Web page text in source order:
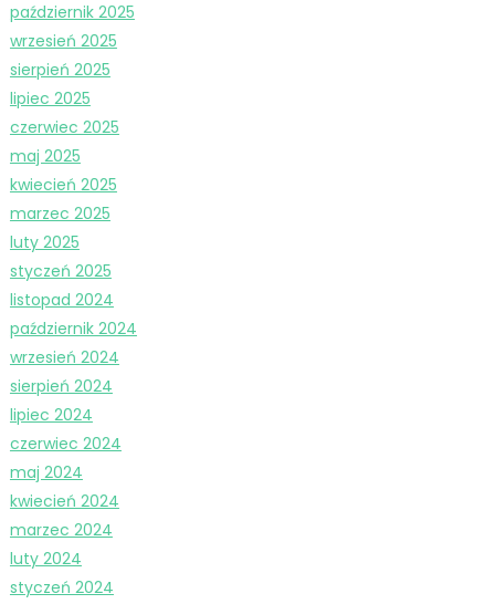
październik 2025
wrzesień 2025
sierpień 2025
lipiec 2025
czerwiec 2025
maj 2025
kwiecień 2025
marzec 2025
luty 2025
styczeń 2025
listopad 2024
październik 2024
wrzesień 2024
sierpień 2024
lipiec 2024
czerwiec 2024
maj 2024
kwiecień 2024
marzec 2024
luty 2024
styczeń 2024